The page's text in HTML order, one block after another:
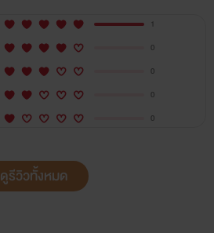
1
0
0
0
0
ดูรีวิวทั้งหมด